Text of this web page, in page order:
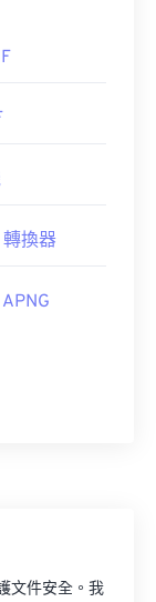
轉換器
文件安全。我